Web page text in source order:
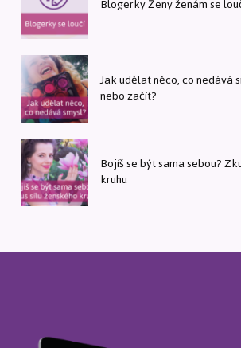
Blogerky Ženy ženám se
Jak udělat něco, co nedává
nebo začít?
Bojíš se být sama sebou?
kruhu